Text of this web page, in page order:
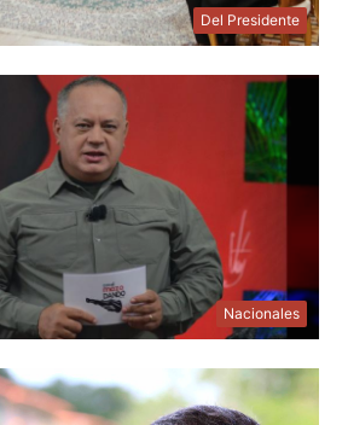
Del Presidente
Nacionales